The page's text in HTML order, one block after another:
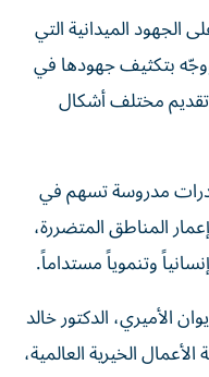
الميدانية التي
ووجّه بتكثيف جهودها في
وتقديم مختلف أشكال
مدروسة تسهم في
المناطق المتضررة،
وتنموياً مستداماً.
الأميري، الدكتور خالد
الخيرية العالمية،